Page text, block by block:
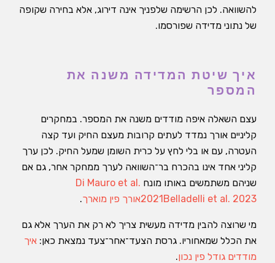
להשוואה. לכן הרשימה שלפניך אינה דירוג, אלא בחירה שקופה
של נתוני מדידה שפורסמו.
איך שיטת המדידה משנה את
המספר
עצם השאלה איפה מודדים משנה את המספר. במחקרים
קליניים אורך נמדד לעתים קרובות מעצם החיק ועד קצה
העטרה, עם או בלי לחץ על כרית השומן שמעל החיק. לכן ערך
קליני אחד אינו בהכרח בר־השוואה לערך ממחקר אחר, גם אם
שניהם משתמשים באותו מונח Di Mauro et al.
2021Belladelli et al. 2023 אורך פין מוארך.
מי שרוצה להבין מדידה מעשית צריך לא רק את הערך אלא גם
את הכלל שמאחוריו. גרסת הצעד־אחר־צעד נמצאת כאן: איך
מודדים גודל פין נכון.